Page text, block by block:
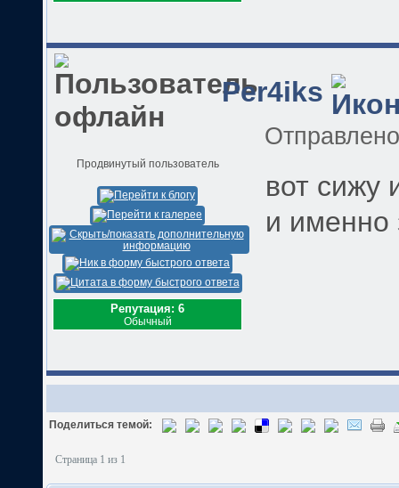
Per4iks
Продвинутый пользователь
Репутация: 6
Обычный
вот сижу
и именно
Поделиться темой:
Страница 1 из 1